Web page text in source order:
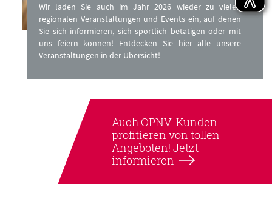
Wir laden Sie auch im Jahr 2026 wieder zu vielen
regionalen Veranstaltungen und Events ein, auf denen
Sie sich informieren, sich sportlich betätigen oder mit
uns feiern können! Entdecken Sie hier alle unsere
Veranstaltungen in der Übersicht!
Auch ÖPNV-Kunden
profitieren von tollen
Angeboten! Jetzt
informieren